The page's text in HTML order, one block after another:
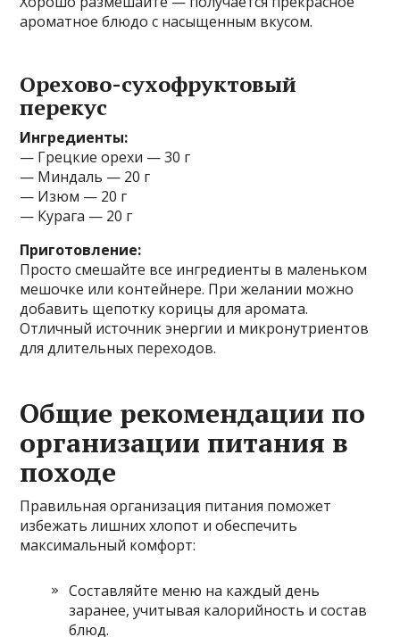
ароматное блюдо с насыщенным вкусом.
Орехово-сухофруктовый
перекус
Ингредиенты:
— Грецкие орехи — 30 г
— Миндаль — 20 г
— Изюм — 20 г
— Курага — 20 г
Приготовление:
Просто смешайте все ингредиенты в маленьком
мешочке или контейнере. При желании можно
добавить щепотку корицы для аромата.
Отличный источник энергии и микронутриентов
для длительных переходов.
Общие рекомендации по
организации питания в
походе
Правильная организация питания поможет
избежать лишних хлопот и обеспечить
максимальный комфорт:
Составляйте меню на каждый день
заранее, учитывая калорийность и состав
блюд.